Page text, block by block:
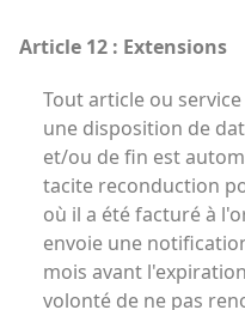
Article 12 : Extensions
Tout article ou
une disposition de
et/ou de fin est
tacite reconduction
où il a été facturé à
envoie une
mois avant
volonté de ne pas